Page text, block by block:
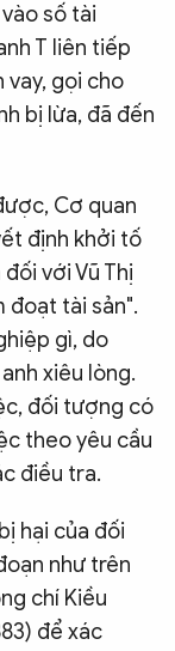
số tài
T liên tiếp
vay, gọi cho
bị lừa, đã đến
Cơ quan
định khởi tố
với Vũ Thị
đoạt tài sản".
gì, do
xiêu lòng.
đối tượng có
theo yêu cầu
điều tra.
hại của đối
như trên
chí Kiều
để xác